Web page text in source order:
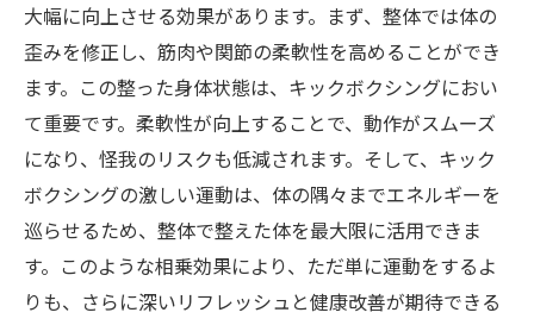
せんげん台駅での健康プログラムの紹介
心と体のバランスを保つ整体の技術
全身を刺激するキックボクシングの効能
整体とキックボクシングで心身をトータル
ケア
せんげん台駅で始める新しい健康習慣
整体とキックボクシングで得る持続的な健
康
大幅に向上させる効果があります。まず、整体では体の
歪みを修正し、筋肉や関節の柔軟性を高めることができ
ます。この整った身体状態は、キックボクシングにおい
て重要です。柔軟性が向上することで、動作がスムーズ
になり、怪我のリスクも低減されます。そして、キック
ボクシングの激しい運動は、体の隅々までエネルギーを
巡らせるため、整体で整えた体を最大限に活用できま
す。このような相乗効果により、ただ単に運動をするよ
りも、さらに深いリフレッシュと健康改善が期待できる